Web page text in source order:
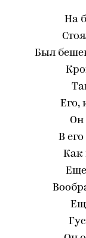
На
Был
Его,
Он
В
Как